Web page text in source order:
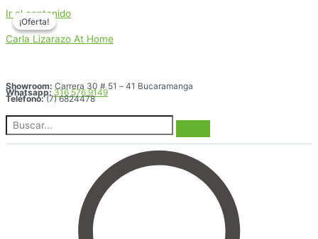
Ir al contenido
Carla Lizarazo At Home
Showroom: Carrera 30 # 51 – 41 Bucaramanga
Whatsapp: 316 576 9149
Teléfono: (7) 6824478
¡Oferta!
¡Oferta!